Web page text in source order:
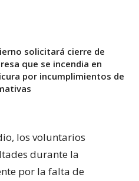
solicitará cierre de
que se incendia en
por incumplimientos de
los voluntarios
durante la
por la falta de